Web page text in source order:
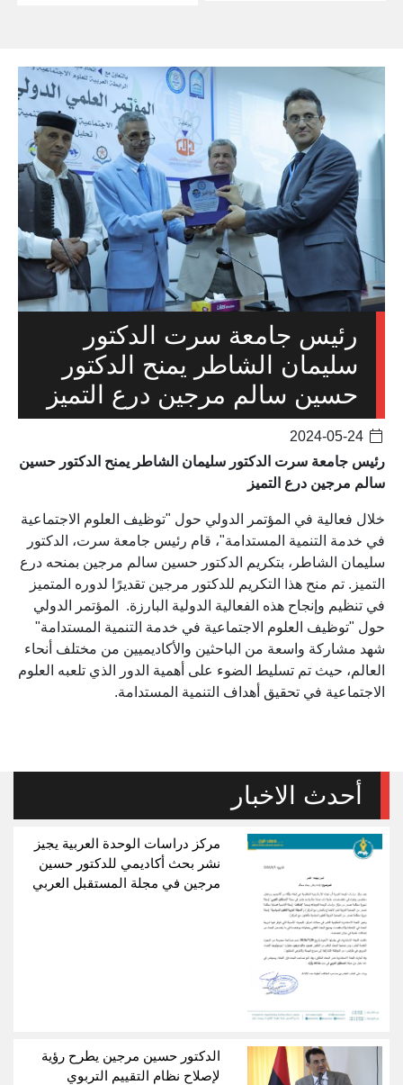
رئيس جامعة سرت الدكتور
سليمان الشاطر يمنح الدكتور
حسين سالم مرجين درع التميز
رئيس جامعة سرت الدكتور سليمان الشاطر يمنح الدكتور حسين
سالم مرجين درع التميز
خلال فعالية في المؤتمر الدولي حول "توظيف العلوم الاجتماعية
في خدمة التنمية المستدامة"، قام رئيس جامعة سرت، الدكتور
سليمان الشاطر، بتكريم الدكتور حسين سالم مرجين بمنحه درع
التميز. تم منح هذا التكريم للدكتور مرجين تقديرًا لدوره المتميز
في تنظيم وإنجاح هذه الفعالية الدولية البارزة. المؤتمر الدولي
حول "توظيف العلوم الاجتماعية في خدمة التنمية المستدامة"
شهد مشاركة واسعة من الباحثين والأكاديميين من مختلف أنحاء
العالم، حيث تم تسليط الضوء على أهمية الدور الذي تلعبه العلوم
الاجتماعية في تحقيق أهداف التنمية المستدامة.
أحدث الاخبار
مركز دراسات الوحدة العربية يجيز
نشر بحث أكاديمي للدكتور حسين
مرجين في مجلة المستقبل العربي
الدكتور حسين مرجين يطرح رؤية
لإصلاح نظام التقييم التربوي